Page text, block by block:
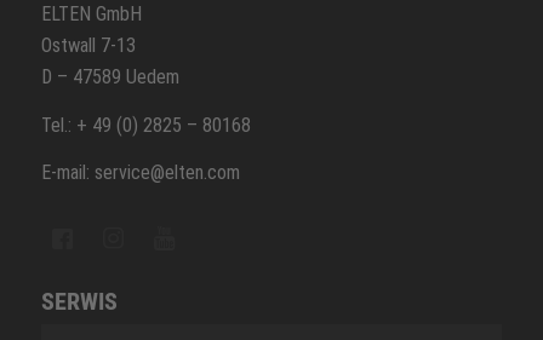
ELTEN GmbH
Ostwall 7-13
D – 47589 Uedem
Tel.: + 49 (0) 2825 – 80168
E-mail: service@elten.com
SERWIS